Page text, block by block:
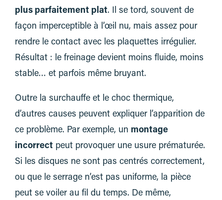
plus parfaitement plat. Il se tord, souvent de
façon imperceptible à l’œil nu, mais assez pour
rendre le contact avec les plaquettes irrégulier.
Résultat : le freinage devient moins fluide, moins
stable… et parfois même bruyant.
Outre la surchauffe et le choc thermique,
d’autres causes peuvent expliquer l’apparition de
ce problème. Par exemple, un montage
incorrect peut provoquer une usure prématurée.
Si les disques ne sont pas centrés correctement,
ou que le serrage n’est pas uniforme, la pièce
peut se voiler au fil du temps. De même,